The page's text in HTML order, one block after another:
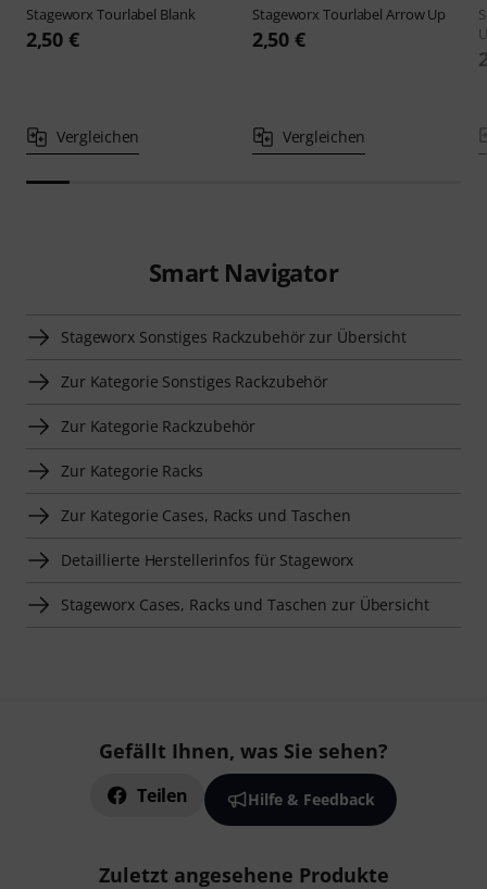
StageworxTourlabel Blank
2,50 €
Vergleichen
StageworxTourlabel Arrow Up
2,50 €
Vergleichen
Smart Navigator
Stageworx Sonstiges Rackzubehör zur Übersicht
Zur Kategorie Sonstiges Rackzubehör
Zur Kategorie Rackzubehör
Zur Kategorie Racks
Zur Kategorie Cases, Racks und Taschen
Detaillierte Herstellerinfos für Stageworx
Stageworx Cases, Racks und Taschen zur Übersicht
Gefällt Ihnen, was Sie sehen?
Teilen Hilfe & Feedback
Zuletzt angesehene Produkte